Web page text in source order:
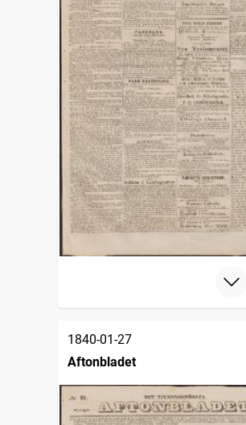
1840-01-27
Aftonbladet